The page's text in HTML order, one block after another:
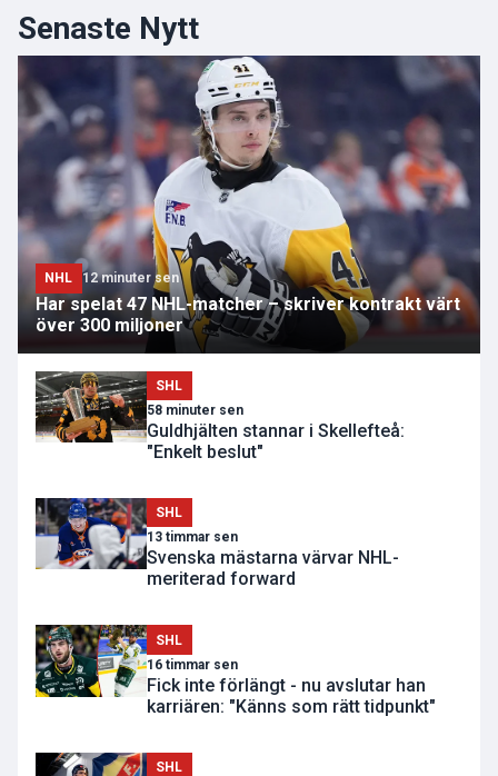
Senaste Nytt
NHL 12 minuter sen
Har spelat 47 NHL-matcher – skriver kontrakt värt
över 300 miljoner
SHL
58 minuter sen
Guldhjälten stannar i Skellefteå:
"Enkelt beslut"
SHL
13 timmar sen
Svenska mästarna värvar NHL-
meriterad forward
SHL
16 timmar sen
Fick inte förlängt - nu avslutar han
karriären: "Känns som rätt tidpunkt"
SHL